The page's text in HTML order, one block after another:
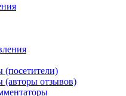
отзывов)